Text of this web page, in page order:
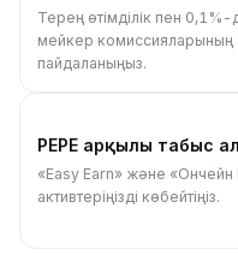
Терең өтімділік пен 0,1%-
мейкер
пайдаланыңыз.
PEPE арқылы табыс
«Easy Earn» және «Ончейн
активтеріңізді көбейтіңіз.